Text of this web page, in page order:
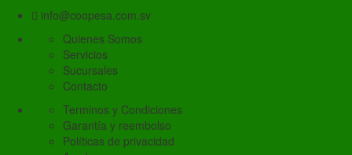
info@coopesa.com.sv
Quienes Somos
Servicios
Sucursales
Contacto
Terminos y Condiciones
Garantía y reembolso
Políticas de privacidad